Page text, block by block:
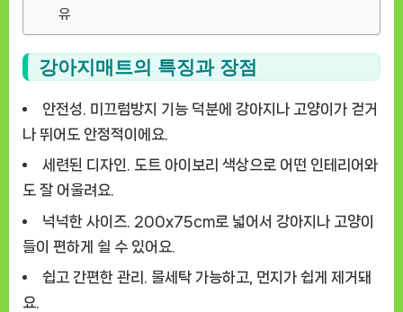
유
강아지매트의 특징과 장점
안전성. 미끄럼방지 기능 덕분에 강아지나 고양이가 걷거
나 뛰어도 안정적이에요.
세련된 디자인.
도트 아이보리 색상으로 어떤 인테리어와
도 잘 어울려요.
넉넉한 사이즈. 200x75cm로 넓어서 강아지나 고양이
들이 편하게 쉴 수 있어요.
쉽고 간편한 관리.
물세탁 가능하고, 먼지가 쉽게 제거돼
요.